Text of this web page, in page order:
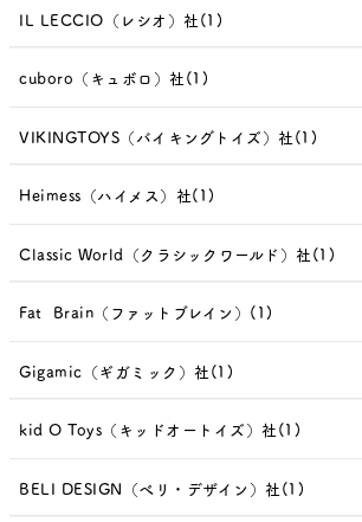
IL LECCIO（レシオ）社(1)
cuboro（キュボロ）社(1)
VIKINGTOYS（バイキングトイズ）社(1)
Heimess（ハイメス）社(1)
Classic World（クラシックワールド）社(1)
Fat Brain（ファットブレイン）(1)
Gigamic（ギガミック）社(1)
kid O Toys（キッドオートイズ）社(1)
BELI DESIGN（べリ・デザイン）社(1)